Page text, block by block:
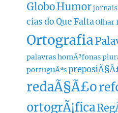
GloboHumorjornais
cias do Que FaltaOlhar
Ortografia
palavras homÃ³fonas
portuguÃªs
redaÃ§Ã£o
ortogrÃ¡fica